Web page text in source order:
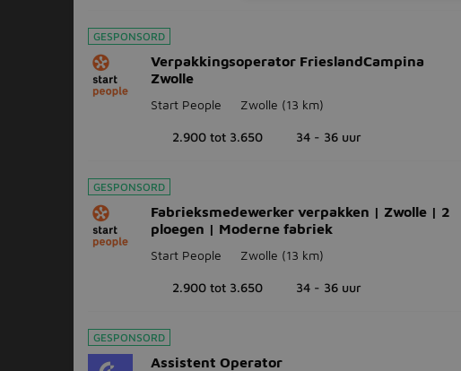
GESPONSORD
Verpakkingsoperator FrieslandCampina
Zwolle
Start People Zwolle (13 km)
2.900 tot 3.650 34 - 36 uur
GESPONSORD
Fabrieksmedewerker verpakken | Zwolle | 2
ploegen | Moderne fabriek
Start People Zwolle (13 km)
2.900 tot 3.650 34 - 36 uur
GESPONSORD
Assistent Operator